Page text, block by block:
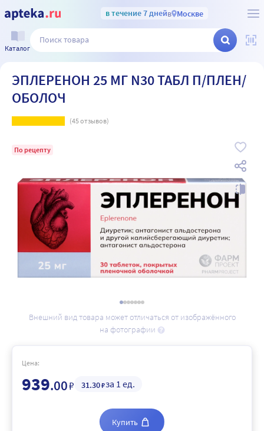
в течение 7 днейв Москве
Каталог
ЭПЛЕРЕНОН 25 МГ N30 ТАБЛ П/ПЛЕН/
ОБОЛОЧ
(45отзывов)
По рецепту
Внешний вид товара может отличаться от изображённого
на фотографии
Цена:
939.00₽ 31.30₽за 1 ед.
Купить